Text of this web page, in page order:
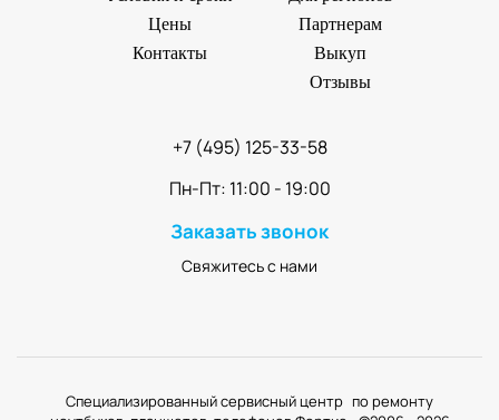
Цены
Контакты
Партнерам
Выкуп
Отзывы
+7 (495) 125-33-58
Пн-Пт: 11:00 - 19:00
Заказать звонок
Свяжитесь с нами
Специализированный сервисный центр по ремонту